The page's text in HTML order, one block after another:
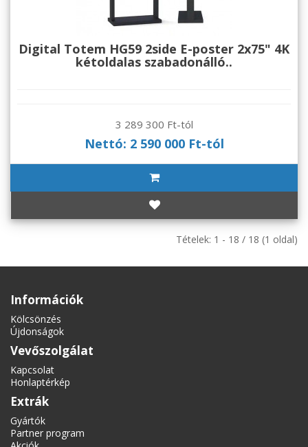
Digital Totem HG59 2side E-poster 2x75" 4K
kétoldalas szabadonálló..
3 289 300 Ft-tól
Nettó: 2 590 000 Ft-tól
Tételek: 1 - 18 / 18 (1 oldal)
Információk
Kölcsönzés
Újdonságok
Vevőszolgálat
Kapcsolat
Honlaptérkép
Extrák
Gyártók
Partner program